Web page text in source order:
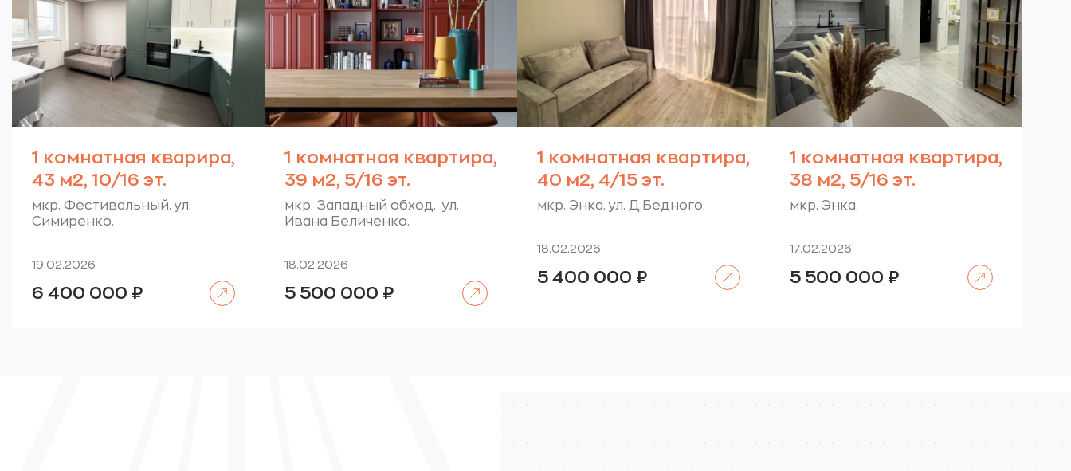
1 комнатная кварира,
43 м2, 10/16 эт.
мкр. Фестивальный. ул.
Симиренко.
19.02.2026
6 400 000 ₽
1 комнатная квартира,
39 м2, 5/16 эт.
мкр. Западный обход. ул.
Ивана Беличенко.
18.02.2026
5 500 000 ₽
1 комнатная квартира,
40 м2, 4/15 эт.
мкр. Энка. ул. Д.Бедного.
18.02.2026
5 400 000 ₽
1 комнатная квартира,
38 м2, 5/16 эт.
мкр. Энка.
17.02.2026
5 500 000 ₽